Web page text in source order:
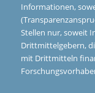
Informationen,
Stellen nur, soweit
Drittmittelgebern,
mit Drittmitteln